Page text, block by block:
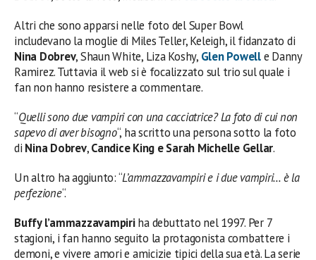
Altri che sono apparsi nelle foto del Super Bowl
includevano la moglie di Miles Teller, Keleigh, il fidanzato di
Nina Dobrev, Shaun White, Liza Koshy, Glen Powelle Danny
Ramirez. Tuttavia il web si è focalizzato sul trio sul quale i
fan non hanno resistere a commentare.
“Quelli sono due vampiri con una cacciatrice? La foto di cui non
sapevo di aver bisogno“, ha scritto una persona sotto la foto
di Nina Dobrev,Candice King e Sarah Michelle Gellar.
Un altro ha aggiunto: “L’ammazzavampiri e i due vampiri… è la
perfezione“.
Buffy l’ammazzavampiriha debuttato nel 1997. Per 7
stagioni, i fan hanno seguito la protagonista combattere i
demoni, e vivere amori e amicizie tipici della sua età. La serie